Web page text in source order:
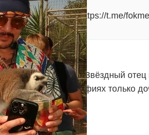
уведомления:https://t.me/
с отдыха.
с лемурами. Звёздный отец
почему на фотографиях только